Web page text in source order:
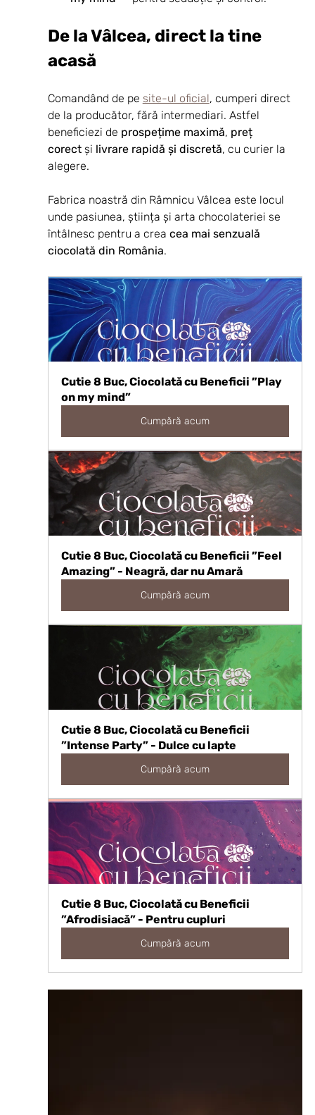
De la Vâlcea, direct la tine
acasă
Comandând de pe site-ul oficial, cumperi direct
de la producător, fără intermediari. Astfel
beneficiezi de prospețime maximă, preț
corect și livrare rapidă și discretă, cu curier la
alegere.
Fabrica noastră din Râmnicu Vâlcea este locul
unde pasiunea, știința și arta chocolateriei se
întâlnesc pentru a crea cea mai senzuală
ciocolată din România.
Cutie 8 Buc, Ciocolată cu Beneficii ”Play
on my mind”
Cumpără acum
Cutie 8 Buc, Ciocolată cu Beneficii ”Feel
Amazing” - Neagră, dar nu Amară
Cumpără acum
Cutie 8 Buc, Ciocolată cu Beneficii
”Intense Party” - Dulce cu lapte
Cumpără acum
Cutie 8 Buc, Ciocolată cu Beneficii
”Afrodisiacă” - Pentru cupluri
Cumpără acum